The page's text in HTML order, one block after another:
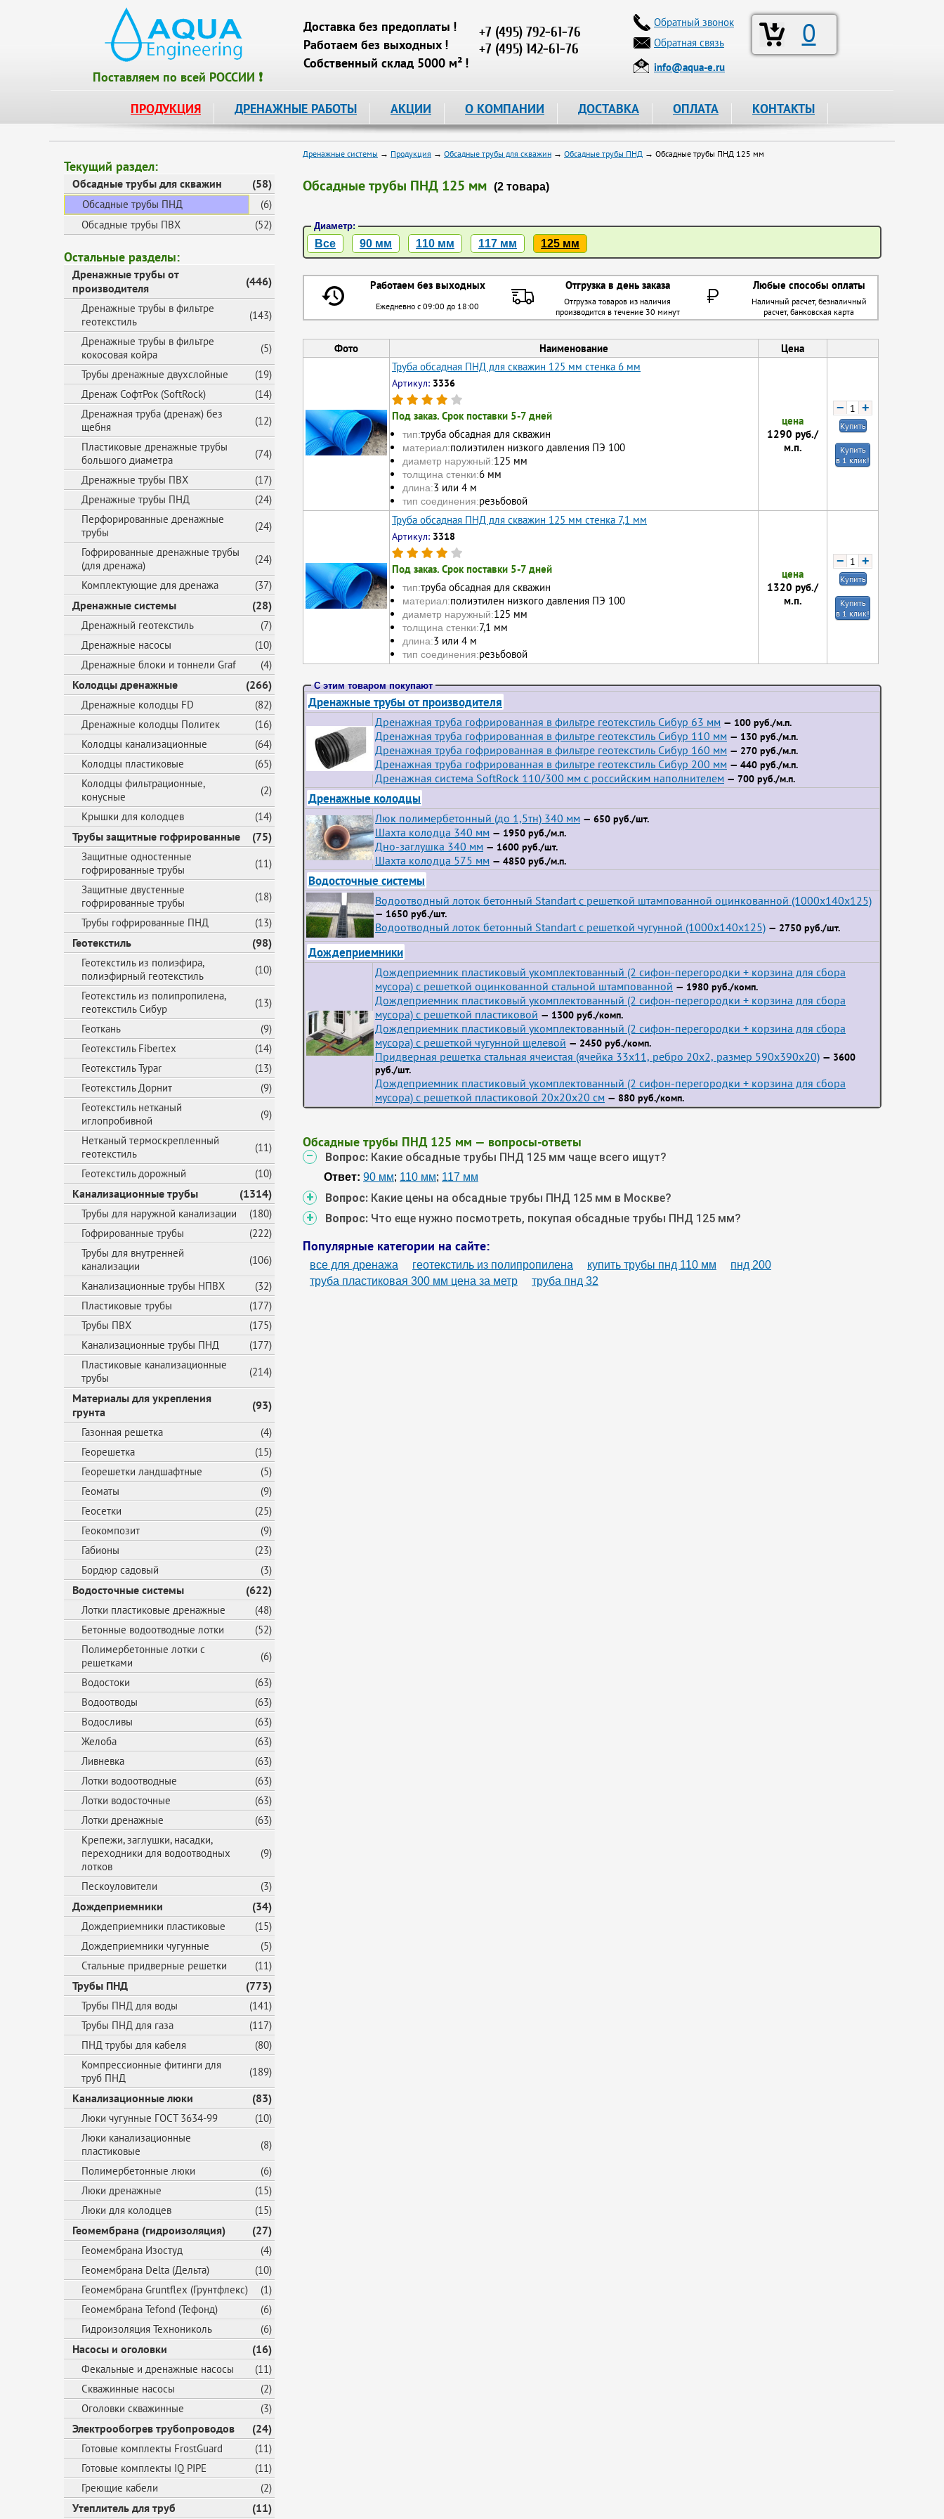
Поставляем по всей РОССИИ ❗
Доставка без предоплаты !
Работаем без выходных !
Собственный склад 5000 м² !
+7 (495) 792-61-76
+7 (495) 142-61-76
0
Обратный звонок
Обратная связь
info@aqua-e.ru
ПРОДУКЦИЯ ДРЕНАЖНЫЕ РАБОТЫ АКЦИИ О КОМПАНИИ ДОСТАВКА ОПЛАТА КОНТАКТЫ
Текущий раздел:
Обсадные трубы для скважин (58)
Обсадные трубы ПНД
(6)
Обсадные трубы ПВХ
(52)
Остальные разделы:
Дренажные трубы от
производителя
(446)
Дренажные трубы в фильтре
геотекстиль
(143)
Дренажные трубы в фильтре
кокосовая койра
(5)
Трубы дренажные двухслойные
(19)
Дренаж СофтРок (SoftRock)
(14)
Дренажная труба (дренаж) без
щебня
(12)
Пластиковые дренажные трубы
большого диаметра
(74)
Дренажные трубы ПВХ
(17)
Дренажные трубы ПНД
(24)
Перфорированные дренажные
трубы
(24)
Гофрированные дренажные трубы
(для дренажа)
(24)
Комплектующие для дренажа
(37)
Дренажные системы (28)
Дренажный геотекстиль
(7)
Дренажные насосы
(10)
Дренажные блоки и тоннели Graf
(4)
Колодцы дренажные (266)
Дренажные колодцы FD
(82)
Дренажные колодцы Политек
(16)
Колодцы канализационные
(64)
Колодцы пластиковые
(65)
Колодцы фильтрационные,
конусные
(2)
Крышки для колодцев
(14)
Трубы защитные гофрированные (75)
Защитные одностенные
гофрированные трубы
(11)
Защитные двустенные
гофрированные трубы
(18)
Трубы гофрированные ПНД
(13)
Геотекстиль (98)
Геотекстиль из полиэфира,
полиэфирный геотекстиль
(10)
Геотекстиль из полипропилена,
геотекстиль Сибур
(13)
Геоткань
(9)
Геотекстиль Fibertex
(14)
Геотекстиль Typar
(13)
Геотекстиль Дорнит
(9)
Геотекстиль нетканый
иглопробивной
(9)
Нетканый термоскрепленный
геотекстиль
(11)
Геотекстиль дорожный
(10)
Канализационные трубы (1314)
Трубы для наружной канализации
(180)
Гофрированные трубы
(222)
Трубы для внутренней
канализации
(106)
Канализационные трубы НПВХ
(32)
Пластиковые трубы
(177)
Трубы ПВХ
(175)
Канализационные трубы ПНД
(177)
Пластиковые канализационные
трубы
(214)
Материалы для укрепления
грунта
(93)
Газонная решетка
(4)
Георешетка
(15)
Георешетки ландшафтные
(5)
Геоматы
(9)
Геосетки
(25)
Геокомпозит
(9)
Габионы
(23)
Бордюр садовый
(3)
Водосточные системы (622)
Лотки пластиковые дренажные
(48)
Бетонные водоотводные лотки
(52)
Полимербетонные лотки с
решетками
(6)
Водостоки
(63)
Водоотводы
(63)
Водосливы
(63)
Желоба
(63)
Ливневка
(63)
Лотки водоотводные
(63)
Лотки водосточные
(63)
Лотки дренажные
(63)
Крепежи, заглушки, насадки,
переходники для водоотводных
лотков
(9)
Пескоуловители (3)
Дождеприемники (34)
Дождеприемники пластиковые
(15)
Дождеприемники чугунные
(5)
Стальные придверные решетки
(11)
Трубы ПНД (773)
Трубы ПНД для воды
(141)
Трубы ПНД для газа
(117)
ПНД трубы для кабеля
(80)
Компрессионные фитинги для
труб ПНД
(189)
Канализационные люки (83)
Люки чугунные ГОСТ 3634-99
(10)
Люки канализационные
пластиковые
(8)
Полимербетонные люки
(6)
Люки дренажные
(15)
Люки для колодцев
(15)
Геомембрана (гидроизоляция) (27)
Геомембрана Изостуд
(4)
Геомембрана Delta (Дельта)
(10)
Геомембрана Gruntflex (Грунтфлекс)
(1)
Геомембрана Tefond (Тефонд)
(6)
Гидроизоляция Технониколь
(6)
Насосы и оголовки (16)
Фекальные и дренажные насосы
(11)
Скважинные насосы
(2)
Оголовки скважинные
(3)
Электрообогрев трубопроводов (24)
Готовые комплекты FrostGuard
(11)
Готовые комплекты IQ PIPE
(11)
Греющие кабели
(2)
Утеплитель для труб (11)
Дренажные системы → Продукция → Обсадные трубы для скважин → Обсадные трубы ПНД → Обсадные трубы ПНД 125 мм
Обсадные трубы ПНД 125 мм (2 товара)
Диаметр:
Все 90 мм 110 мм 117 мм 125 мм
Работаем без выходных Отгрузка в день заказа Любые способы оплаты
Ежедневно с 09:00 до 18:00
Отгрузка товаров из наличия
производится в течение 30 минут
Наличный расчет, безналичный
расчет, банковская карта
Фото Наименование
Цена
Труба обсадная ПНД для скважин 125 мм стенка 6 мм
Артикул: 3336
Под заказ. Срок поставки 5-7 дней
тип:труба обсадная для скважин
материал:полиэтилен низкого давления ПЭ 100
диаметр наружный:125 мм
толщина стенки:6 мм
длина:3 или 4 м
тип соединения:резьбовой
цена
1290 руб./
м.п.
− +
Купить
Купить
в 1 клик!
Труба обсадная ПНД для скважин 125 мм стенка 7,1 мм
Артикул: 3318
Под заказ. Срок поставки 5-7 дней
тип:труба обсадная для скважин
материал:полиэтилен низкого давления ПЭ 100
диаметр наружный:125 мм
толщина стенки:7,1 мм
длина:3 или 4 м
тип соединения:резьбовой
цена
1320 руб./
м.п.
− +
Купить
Купить
в 1 клик!
С этим товаром покупают
Дренажные трубы от производителя
Дренажная труба гофрированная в фильтре геотекстиль Сибур 63 мм — 100 руб./м.п.
Дренажная труба гофрированная в фильтре геотекстиль Сибур 110 мм — 130 руб./м.п.
Дренажная труба гофрированная в фильтре геотекстиль Сибур 160 мм — 270 руб./м.п.
Дренажная труба гофрированная в фильтре геотекстиль Сибур 200 мм — 440 руб./м.п.
Дренажная система SoftRock 110/300 мм с российским наполнителем — 700 руб./м.п.
Дренажные колодцы
Люк полимербетонный (до 1,5тн) 340 мм — 650 руб./шт.
Шахта колодца 340 мм — 1950 руб./м.п.
Дно-заглушка 340 мм — 1600 руб./шт.
Шахта колодца 575 мм — 4850 руб./м.п.
Водосточные системы
Водоотводный лоток бетонный Standart с решеткой штампованной оцинкованной (1000x140x125)
— 1650 руб./шт.
Водоотводный лоток бетонный Standart с решеткой чугунной (1000x140x125) — 2750 руб./шт.
Дождеприемники
Дождеприемник пластиковый укомплектованный (2 сифон-перегородки + корзина для сбора
мусора) с решеткой оцинкованной стальной штампованной — 1980 руб./комп.
Дождеприемник пластиковый укомплектованный (2 сифон-перегородки + корзина для сбора
мусора) с решеткой пластиковой — 1300 руб./комп.
Дождеприемник пластиковый укомплектованный (2 сифон-перегородки + корзина для сбора
мусора) с решеткой чугунной щелевой — 2450 руб./комп.
Придверная решетка стальная ячеистая (ячейка 33x11, ребро 20x2, размер 590x390x20) — 3600
руб./шт.
Дождеприемник пластиковый укомплектованный (2 сифон-перегородки + корзина для сбора
мусора) с решеткой пластиковой 20х20х20 см — 880 руб./комп.
Обсадные трубы ПНД 125 мм — вопросы-ответы
Вопрос: Какие обсадные трубы ПНД 125 мм чаще всего ищут?
Ответ: 90 мм; 110 мм; 117 мм
Вопрос: Какие цены на обсадные трубы ПНД 125 мм в Москве?
Вопрос: Что еще нужно посмотреть, покупая обсадные трубы ПНД 125 мм?
Популярные категории на сайте:
все для дренажа геотекстиль из полипропилена купить трубы пнд 110 мм
пнд 200
труба пластиковая 300 мм цена за метр
труба пнд 32